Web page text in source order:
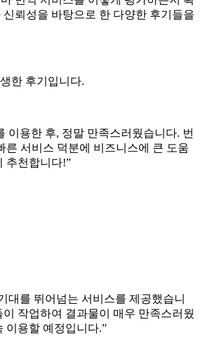
뢰성을 바탕으로 한 다양한 후기들을
한 후기입니다.
이용한 후, 정말 만족스러웠습니다. 번
른 서비스 덕분에 비즈니스에 큰 도움
추천합니다!”
대를 뛰어넘는 서비스를 제공했습니
작업하여 결과물이 매우 만족스러웠
이용할 예정입니다.”